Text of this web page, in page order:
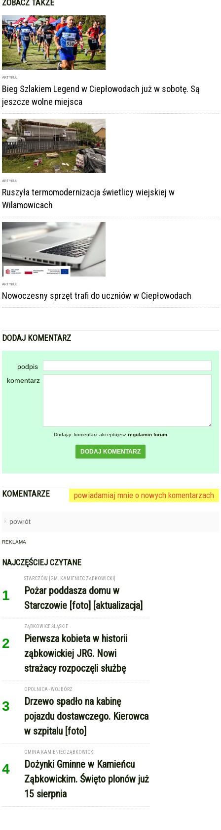
ZOBACZ TAKŻE
ARTYKUŁ
Bieg Szlakiem Legend w Ciepłowodach już w sobotę. Są
jeszcze wolne miejsca
ARTYKUŁ
Ruszyła termomodernizacja świetlicy wiejskiej w
Wilamowicach
ARTYKUŁ
Nowoczesny sprzęt trafi do uczniów w Ciepłowodach
DODAJ KOMENTARZ
podpis
komentarz
Dodając komentarz akceptujesz regulamin forum
DODAJ KOMENTARZ
KOMENTARZE powiadamiaj mnie o nowych komentarzach
powrót
REKLAMA
NAJCZĘŚCIEJ CZYTANE
1
STARCZÓW [GM. KAMIENIEC ZĄBKOWICKI]
Pożar poddasza domu w
Starczowie [foto] [aktualizacja]
2
ZĄBKOWICE ŚLĄSKIE
Pierwsza kobieta w historii
ząbkowickiej JRG. Nowi
strażacy rozpoczęli służbę
3
OPOLNICA - WOJBÓRZ
Drzewo spadło na kabinę
pojazdu dostawczego. Kierowca
w szpitalu [foto]
4
GMINA KAMIENIEC ZĄBKOWICKI
Dożynki Gminne w Kamieńcu
Ząbkowickim. Święto plonów już
15 sierpnia